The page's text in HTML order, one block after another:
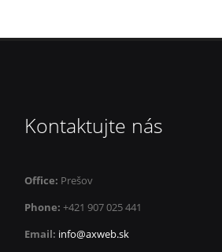
Kontaktujte nás
Office: Prešov
Phone: +421 907 025 441
Email: info@axweb.sk